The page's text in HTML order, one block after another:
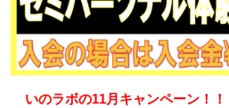
いのラボの11月キャンペーン！！